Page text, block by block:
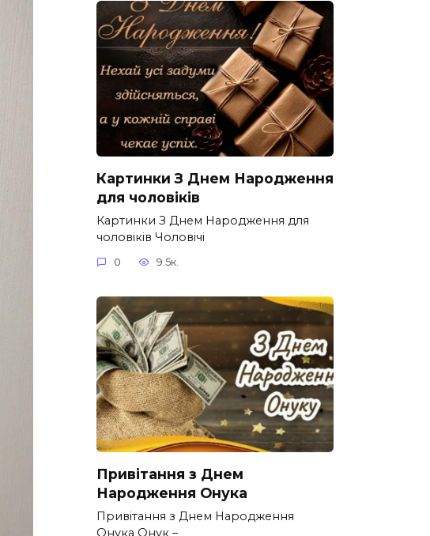
Картинки З Днем Народження
для чоловіків​
Картинки З Днем Народження для
чоловіків​ Чоловічі
0 9.5к.
Привітання з Днем
Народження Онука
Привітання з Днем Народження
Онука Онук –